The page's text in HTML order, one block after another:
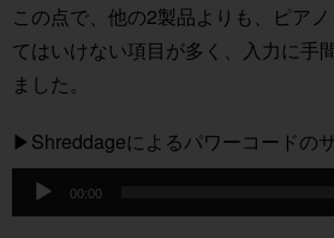
この点で、他の2製品よりも、ピア
てはいけない項目が多く、入力に手
ました。
▶︎Shreddageによるパワーコードの
音
00:00